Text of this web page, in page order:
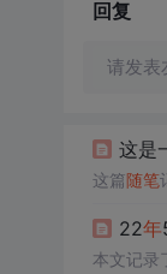
回复
请发表
这是
这篇随笔
22年
本文记录